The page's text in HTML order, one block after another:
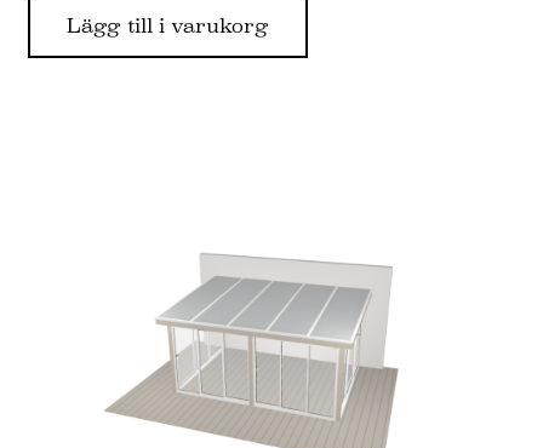
Lägg till i varukorg